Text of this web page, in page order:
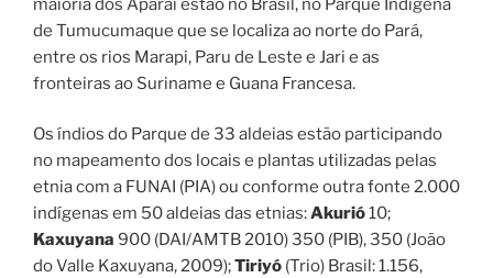
maioria dos Aparai estão no Brasil, no Parque Indígena
de Tumucumaque que se localiza ao norte do Pará,
entre os rios Marapi, Paru de Leste e Jari e as
fronteiras ao Suriname e Guana Francesa.
Os índios do Parque de 33 aldeias estão participando
no mapeamento dos locais e plantas utilizadas pelas
etnia com a FUNAI (PIA) ou conforme outra fonte 2.000
indígenas em 50 aldeias das etnias:Akurió10;
Kaxuyana 900 (DAI/AMTB 2010) 350 (PIB), 350 (João
do Valle Kaxuyana, 2009);Tiriyó (Trio) Brasil: 1.156,